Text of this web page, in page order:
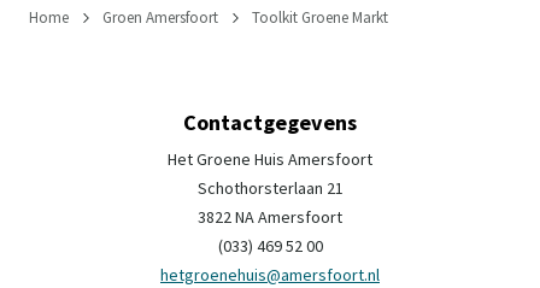
Home Groen Amersfoort Toolkit Groene Markt
Contactgegevens
Het Groene Huis Amersfoort
Schothorsterlaan 21
3822 NA Amersfoort
(033) 469 52 00
hetgroenehuis@amersfoort.nl